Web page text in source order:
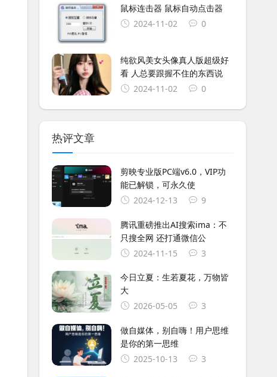
鼠标连击器 鼠标自动点击器
2024-11-02
0
纯欲风美女头像真人版超级好
看 人总要跟握不住的东西说
2024-11-02
0
热评文章
剪映专业版PC端v6.0，VIP功
能已解锁，可永久使
2024-12-13
9
腾讯重磅推出AI搜索ima：不
只搜全网 还打通微信公
2024-11-15
3
今日立夏：生若夏花，万物皆
大
2026-05-05
3
做自媒体，别自嗨！用户思维
是你的第一思维
2025-10-13
3